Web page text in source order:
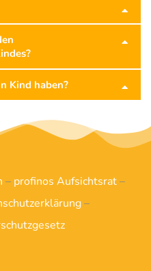
Kind haben?
– profinos Aufsichtsrat–
–